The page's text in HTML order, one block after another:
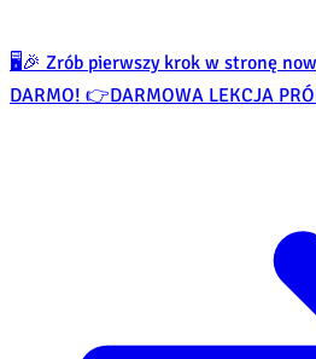
🖥️🎉 Zrób pierwszy krok w stronę
DARMO! 👉DARMOWA LEKCJA